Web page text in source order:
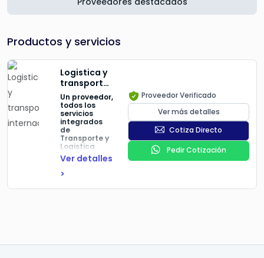
Productos y servicios
Logistica y
transporte
internacional
Un proveedor,
todos los
servicios
integrados
de
Transporte y
Logistica
Global
20 años de
experiencia en
Ver detalles
>
Proveedor Verificado
Ver más detalles
Cotiza Directo
Pedir Cotización